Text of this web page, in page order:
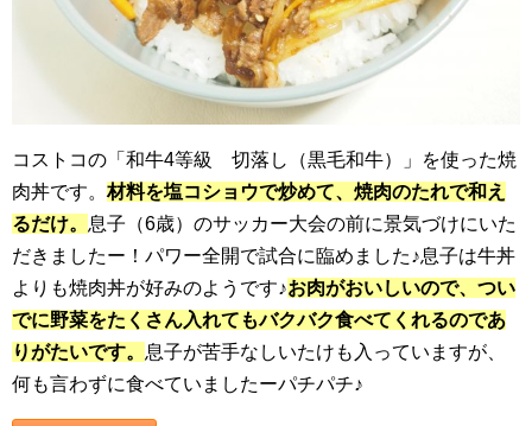
コストコの「和牛4等級 切落し（黒毛和牛）」を使った焼
肉丼です。材料を塩コショウで炒めて、焼肉のたれで和え
るだけ。 息子（6歳）のサッカー大会の前に景気づけにいた
だきましたー！パワー全開で試合に臨めました♪息子は牛丼
よりも焼肉丼が好みのようです♪お肉がおいしいので、つい
でに野菜をたくさん入れてもバクバク食べてくれるのであ
りがたいです。 息子が苦手なしいたけも入っていますが、
何も言わずに食べていましたーパチパチ♪